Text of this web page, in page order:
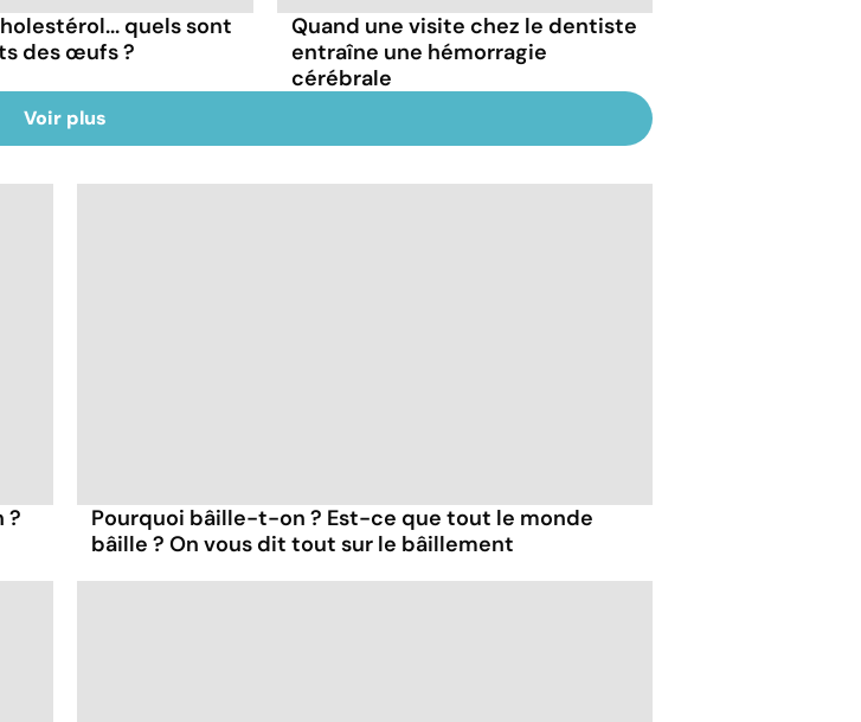
quels sont
des œufs ?
Quand une visite chez le dentiste
entraîne une hémorragie
cérébrale
Voir plus
?
Pourquoi bâille-t-on ? Est-ce que tout le monde
bâille ? On vous dit tout sur le bâillement